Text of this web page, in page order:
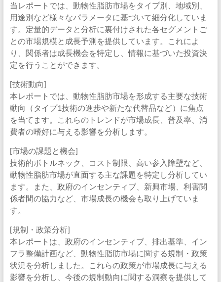
当レポートでは、動物性脂肪市場をタイプ別、地域別、
用途別など様々なパラメータに基づいて細分化していま
す。定量的データと分析に裏付けされた各セグメントご
との市場規模と成長予測を提供しています。これによ
り、関係者は成長機会を特定し、情報に基づいた投資決
定を行うことができます。
[技術動向]
本レポートでは、動物性脂肪市場を形成する主要な技術
動向（タイプ1技術の進歩や新たな代替品など）に焦点
を当てます。これらのトレンドが市場成長、普及率、消
費者の嗜好に与える影響を分析します。
[市場の課題と機会]
技術的ボトルネック、コスト制限、高い参入障壁など、
動物性脂肪市場が直面する主な課題を特定し分析してい
ます。また、政府のインセンティブ、新興市場、利害関
係者間の協力など、市場成長の機会も取り上げていま
す。
[規制・政策分析]
本レポートは、政府のインセンティブ、排出基準、イン
フラ整備計画など、動物性脂肪市場に関する規制・政策
状況を分析しました。これらの政策が市場成長に与える
影響を分析し、今後の規制動向に関する洞察を提供して